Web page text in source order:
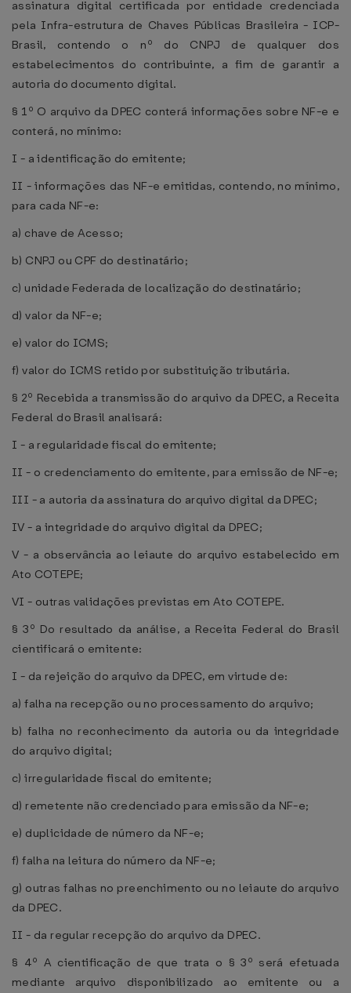
assinatura digital certificada por entidade credenciada
pela Infra-estrutura de Chaves Públicas Brasileira - ICP-
Brasil, contendo o nº do CNPJ de qualquer dos
estabelecimentos do contribuinte, a fim de garantir a
autoria do documento digital.
§ 1º O arquivo da DPEC conterá informações sobre NF-e e
conterá, no mínimo:
I - a identificação do emitente;
II - informações das NF-e emitidas, contendo, no mínimo,
para cada NF-e:
a) chave de Acesso;
b) CNPJ ou CPF do destinatário;
c) unidade Federada de localização do destinatário;
d) valor da NF-e;
e) valor do ICMS;
f) valor do ICMS retido por substituição tributária.
§ 2º Recebida a transmissão do arquivo da DPEC, a Receita
Federal do Brasil analisará:
I - a regularidade fiscal do emitente;
II - o credenciamento do emitente, para emissão de NF-e;
III - a autoria da assinatura do arquivo digital da DPEC;
IV - a integridade do arquivo digital da DPEC;
V - a observância ao leiaute do arquivo estabelecido em
Ato COTEPE;
VI - outras validações previstas em Ato COTEPE.
§ 3º Do resultado da análise, a Receita Federal do Brasil
cientificará o emitente:
I - da rejeição do arquivo da DPEC, em virtude de:
a) falha na recepção ou no processamento do arquivo;
b) falha no reconhecimento da autoria ou da integridade
do arquivo digital;
c) irregularidade fiscal do emitente;
d) remetente não credenciado para emissão da NF-e;
e) duplicidade de número da NF-e;
f) falha na leitura do número da NF-e;
g) outras falhas no preenchimento ou no leiaute do arquivo
da DPEC.
II - da regular recepção do arquivo da DPEC.
§ 4º A cientificação de que trata o § 3º será efetuada
mediante arquivo disponibilizado ao emitente ou a